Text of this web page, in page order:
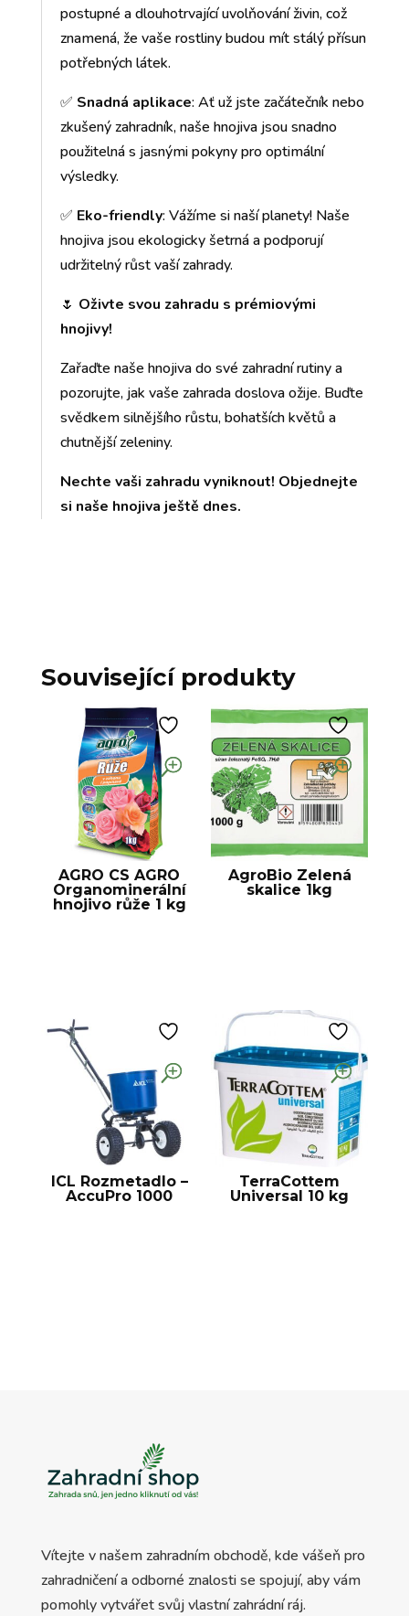
postupné a dlouhotrvající uvolňování živin, což
znamená, že vaše rostliny budou mít stálý přísun
potřebných látek.
✅ Snadná aplikace: Ať už jste začátečník nebo
zkušený zahradník, naše hnojiva jsou snadno
použitelná s jasnými pokyny pro optimální
výsledky.
✅ Eko-friendly: Vážíme si naší planety! Naše
hnojiva jsou ekologicky šetrná a podporují
udržitelný růst vaší zahrady.
🌷 Oživte svou zahradu s prémiovými
hnojivy!
Zařaďte naše hnojiva do své zahradní rutiny a
pozorujte, jak vaše zahrada doslova ožije. Buďte
svědkem silnějšího růstu, bohatších květů a
chutnější zeleniny.
Nechte vaši zahradu vyniknout! Objednejte
si naše hnojiva ještě dnes.
Související produkty
AGRO CS AGRO
Organominerální
hnojivo růže 1 kg
AgroBio Zelená
skalice 1kg
ICL Rozmetadlo –
AccuPro 1000
TerraCottem
Universal 10 kg
Vítejte v našem zahradním obchodě, kde vášeň pro
zahradničení a odborné znalosti se spojují, aby vám
pomohly vytvářet svůj vlastní zahrádní ráj.